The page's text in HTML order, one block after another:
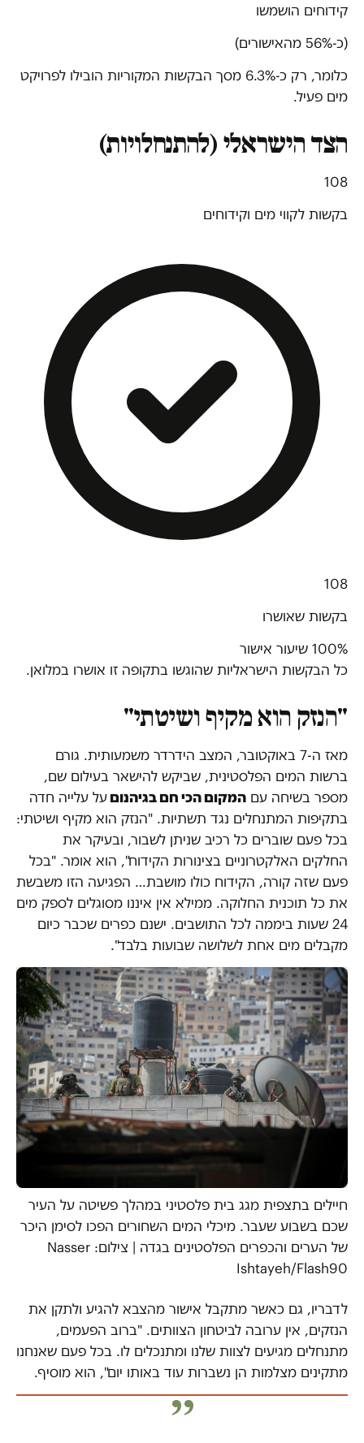
קידוחים הושמשו
(כ-56% מהאישורים)
כלומר, רק כ-6.3% מסך הבקשות המקוריות הובילו לפרויקט
מים פעיל.
הצד הישראלי (להתנחלויות)
108
בקשות לקווי מים וקידוחים
108
בקשות שאושרו
100% שיעור אישור
כל הבקשות הישראליות שהוגשו בתקופה זו אושרו במלואן.
"הנזק הוא מקיף ושיטתי"
מאז ה-7 באוקטובר, המצב הידרדר משמעותית. גורם
ברשות המים הפלסטינית, שביקש להישאר בעילום שם,
מספר בשיחה עם המקום הכי חם בגיהנוםעל עלייה חדה
בתקיפות המתנחלים נגד תשתיות. "הנזק הוא מקיף ושיטתי:
בכל פעם שוברים כל רכיב שניתן לשבור, ובעיקר את
החלקים האלקטרוניים בצינורות הקידוח", הוא אומר. "בכל
פעם שזה קורה, הקידוח כולו מושבת… הפגיעה הזו משבשת
את כל תוכנית החלוקה. ממילא אין איננו מסוגלים לספק מים
24 שעות ביממה לכל התושבים. ישנם כפרים שכבר כיום
מקבלים מים אחת לשלושה שבועות בלבד".
חיילים בתצפית מגג בית פלסטיני במהלך פשיטה על העיר
שכם בשבוע שעבר. מיכלי המים השחורים הפכו לסימן היכר
של הערים והכפרים הפלסטינים בגדה | צילום: Nasser
Ishtayeh/Flash90
לדבריו, גם כאשר מתקבל אישור מהצבא להגיע ולתקן את
הנזקים, אין ערובה לביטחון הצוותים. "ברוב הפעמים,
מתנחלים מגיעים לצוות שלנו ומתנכלים לו. בכל פעם שאנחנו
מתקינים מצלמות הן נשברות עוד באותו יום", הוא מוסיף.